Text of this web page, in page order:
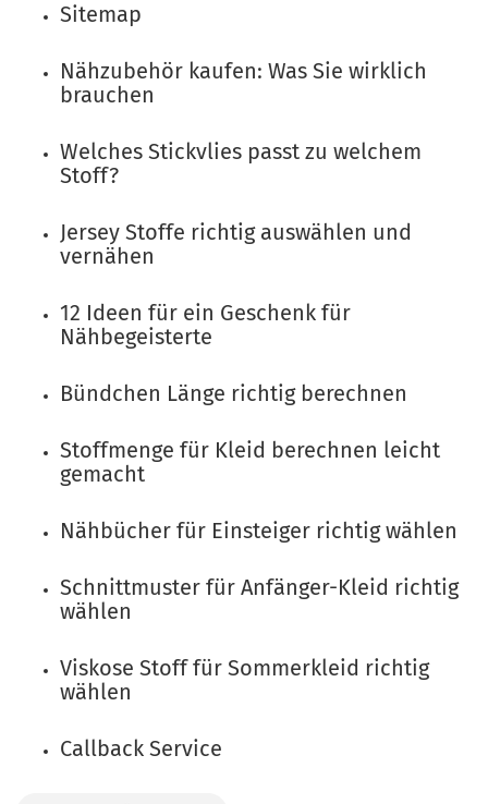
Sitemap
Nähzubehör kaufen: Was Sie wirklich
brauchen
Welches Stickvlies passt zu welchem
Stoff?
Jersey Stoffe richtig auswählen und
vernähen
12 Ideen für ein Geschenk für
Nähbegeisterte
Bündchen Länge richtig berechnen
Stoffmenge für Kleid berechnen leicht
gemacht
Nähbücher für Einsteiger richtig wählen
Schnittmuster für Anfänger-Kleid richtig
wählen
Viskose Stoff für Sommerkleid richtig
wählen
Callback Service